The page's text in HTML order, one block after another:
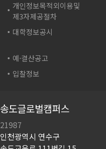
개인정보목적외이용및
제3자제공절차
대학정보공시
예·결산공고
입찰정보
송도글로벌캠퍼스
21987
인천광역시 연수구